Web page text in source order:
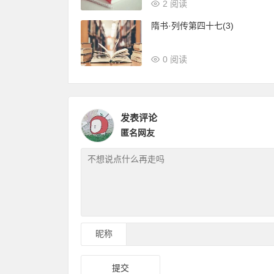
2 阅读
隋书·列传第四十七(3)
0 阅读
发表评论
匿名网友
昵称